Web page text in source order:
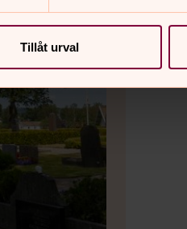
Tillåt urval